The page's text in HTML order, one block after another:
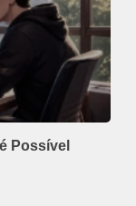
Possível